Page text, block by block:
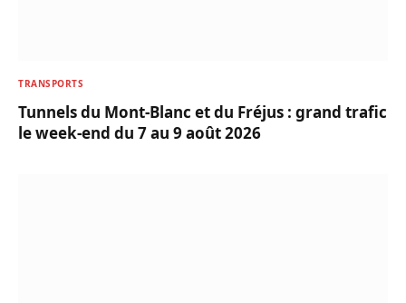
TRANSPORTS
Tunnels du Mont-Blanc et du Fréjus : grand trafic
le week-end du 7 au 9 août 2026